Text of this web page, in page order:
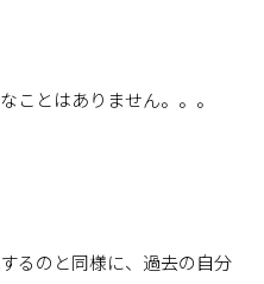
ことはありません。。。
るのと同様に、過去の自分